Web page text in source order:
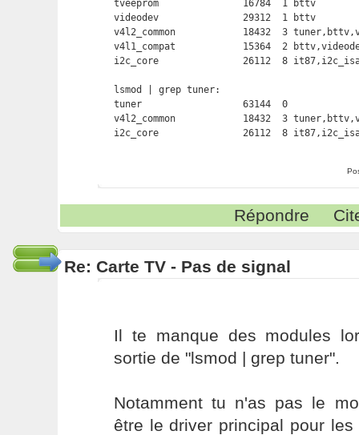
tveeprom               16784  1 bttv
videodev               29312  1 bttv
v4l2_common            18432  3
v4l1_compat            15364  2
i2c_core               26112  8
lsmod | grep tuner:
tuner                  63144  0
v4l2_common            18432  3
Répondre
Re: Carte TV - Pas de signal
Il te manque des modules
sortie de "lsmod | grep tuner".
Notamment tu n'as pas le
être le driver principal pour